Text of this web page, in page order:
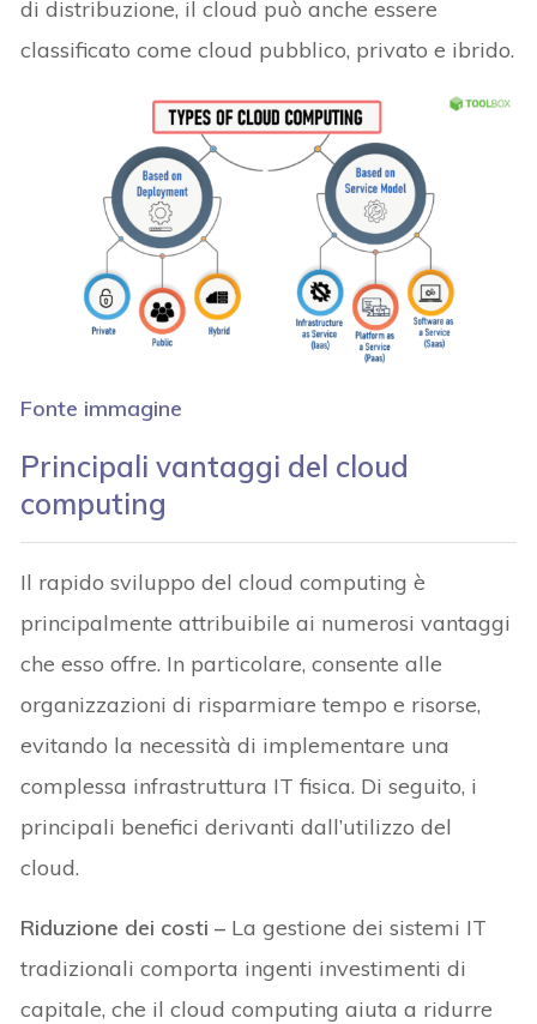
di distribuzione, il cloud può anche essere
classificato come cloud pubblico, privato e ibrido.
Fonte immagine
Principali vantaggi del cloud
computing
Il rapido sviluppo del cloud computing è
principalmente attribuibile ai numerosi vantaggi
che esso offre. In particolare, consente alle
organizzazioni di risparmiare tempo e risorse,
evitando la necessità di implementare una
complessa infrastruttura IT fisica. Di seguito, i
principali benefici derivanti dall’utilizzo del
cloud.
Riduzione dei costi – La gestione dei sistemi IT
tradizionali comporta ingenti investimenti di
capitale, che il cloud computing aiuta a ridurre